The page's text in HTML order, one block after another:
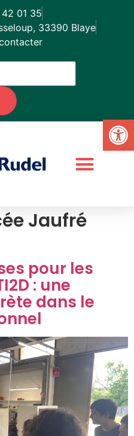
01 35
33390 Blaye
Jaufré
pour les
: une
dans le